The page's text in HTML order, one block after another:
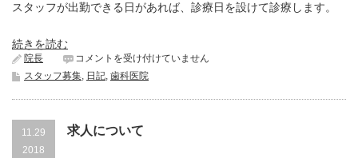
スタッフが出勤できる日があれば、診療日を設けて診療します。
続きを読む
院長
働
き
改
は
コメントを受け付けていません
スタッフ募集, 日記, 歯科医院
11.29
2018
求人について